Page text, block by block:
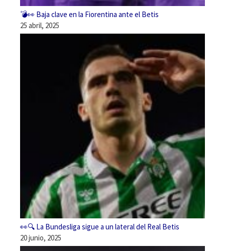
💣👀 Baja clave en la Fiorentina ante el Betis
25 abril, 2025
👀🔍 La Bundesliga sigue a un lateral del Real Betis
20 junio, 2025